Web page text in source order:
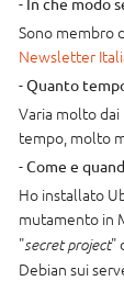
Sono membro
Newsletter
-Quanto
Varia molto
tempo, molto
-Come e
Ho installato
mutamento in
"secret project"
Debian sui